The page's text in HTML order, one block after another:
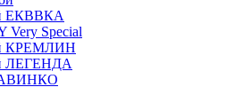
ЕКВВКА
Very Special
КРЕМЛИН
ЛЕГЕНДА